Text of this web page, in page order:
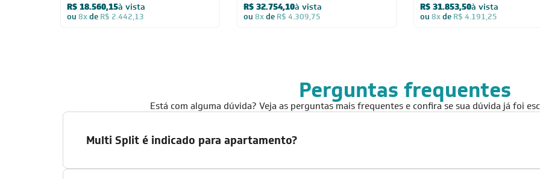
R$ 18.560,15à vista
ou 8xde R$ 2.442,13
R$ 32.754,10à vista
ou 8xde R$ 4.309,75
R$ 31.853,50à vista
ou 8xde R$ 4.191,25
Perguntas frequentes
Está com alguma dúvida? Veja as perguntas mais frequentes e confira se sua dúvida já foi
Multi Split é indicado para apartamento?